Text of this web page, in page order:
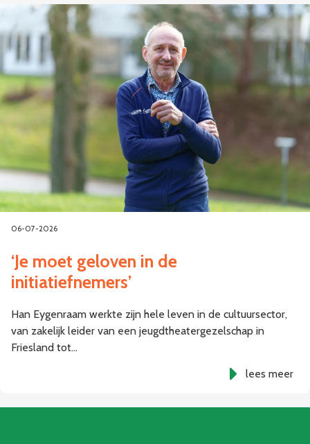
06-07-2026
‘Je moet geloven in de
initiatiefnemers’
Han Eygenraam werkte zijn hele leven in de cultuursector,
van zakelijk leider van een jeugdtheatergezelschap in
Friesland tot…
lees meer